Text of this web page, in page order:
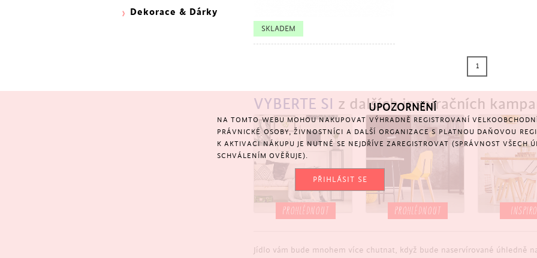
SKLADEM
BESTSELLER
1
VYBERTE SI z dalších inspiračních
PROHLÉDNOUT PROHLÉDNOUT
Jídlo vám bude mnohem více chutnat, když bude naservírované úhledně
Dekorace & Dárky
UPOZORNĚNÍ
NA TOMTO WEBU MOHOU NAKUPOVAT VÝHRADNĚ REGISTROVANÍ
PRÁVNICKÉ OSOBY, ŽIVNOSTNÍCI A DALŠÍ ORGANIZACE S PLATNOU DAŇOVOU
K AKTIVACI NÁKUPU JE NUTNÉ SE NEJDŘÍVE ZAREGISTROVAT (SPRÁVNOST VŠECH
SCHVÁLENÍM OVĚŘUJE).
PŘIHLÁSIT SE